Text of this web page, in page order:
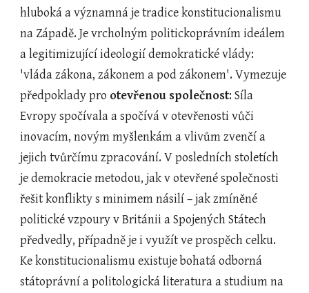
hluboká a významná je tradice konstitucionalismu
na Západě. Je vrcholným politickoprávním ideálem
a legitimizující ideologií demokratické vlády:
'vláda zákona, zákonem a pod zákonem'. Vymezuje
předpoklady pro otevřenou společnost: Síla
Evropy spočívala a spočívá v otevřenosti vůči
inovacím, novým myšlenkám a vlivům zvenčí a
jejich tvůrčímu zpracování. V posledních stoletích
je demokracie metodou, jak v otevřené společnosti
řešit konflikty s minimem násilí – jak zmíněné
politické vzpoury v Británii a Spojených Státech
předvedly, případně je i využít ve prospěch celku.
Ke konstitucionalismu existuje bohatá odborná
státoprávní a politologická literatura a studium na